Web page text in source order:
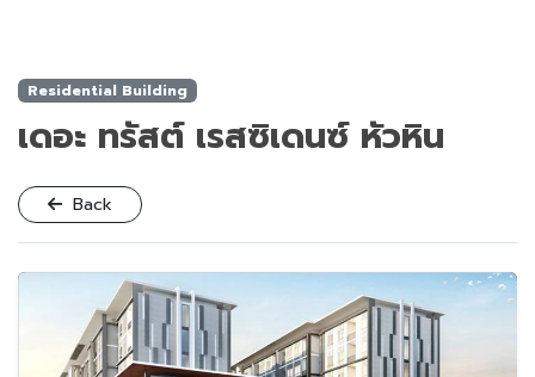
Residential Building
เดอะ ทรัสต์ เรสซิเดนซ์ หัวหิน
Back